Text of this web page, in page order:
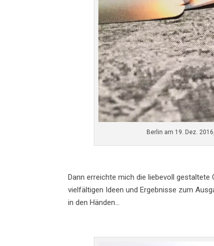
Berlin am 19. Dez.
Dann erreichte mich die liebevoll
vielfältigen Ideen und Ergebnisse zum
in den Händen…